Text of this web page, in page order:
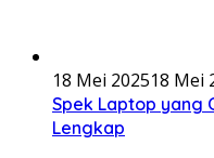
18 Mei 202518 Mei
Spek Laptop yang
Lengkap